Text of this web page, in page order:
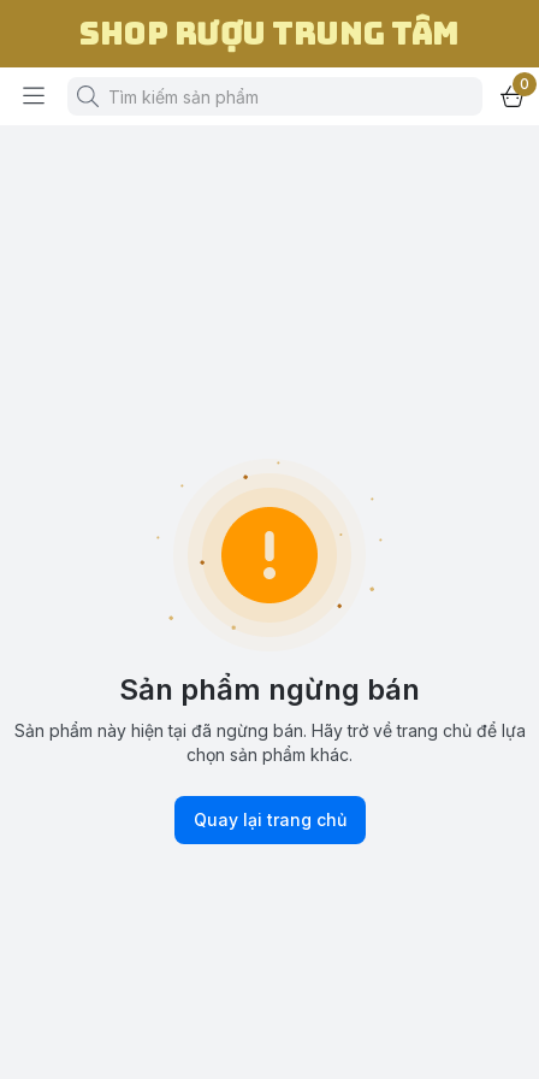
Shop Rượu Trung Tâm
0
Sản phẩm ngừng bán
Sản phẩm này hiện tại đã ngừng bán. Hãy trở về trang chủ để lựa
chọn sản phẩm khác.
Quay lại trang chủ